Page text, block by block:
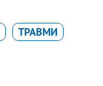
ТРАВМИ